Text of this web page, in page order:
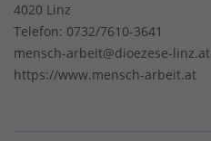
4020 Linz
Telefon: 0732/7610-3641
mensch-arbeit@dioezese-linz.at
https://www.mensch-arbeit.at